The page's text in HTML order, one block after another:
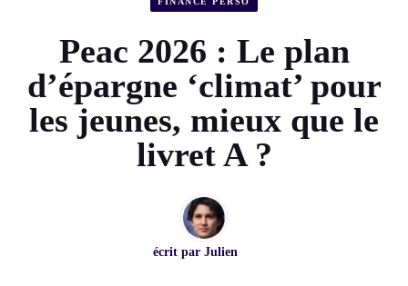
Peac 2026 : Le plan
d’épargne ‘climat’ pour
les jeunes, mieux que le
livret A ?
écrit par Julien